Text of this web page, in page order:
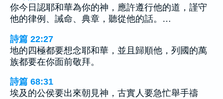
你今日認耶和華為你的神，應許遵行他的道，謹守
他的律例、誡命、典章，聽從他的話。…
詩篇 22:27
地的四極都要想念耶和華，並且歸順他，列國的萬
族都要在你面前敬拜。
詩篇 68:31
埃及的公侯要出來朝見神，古實人要急忙舉手禱